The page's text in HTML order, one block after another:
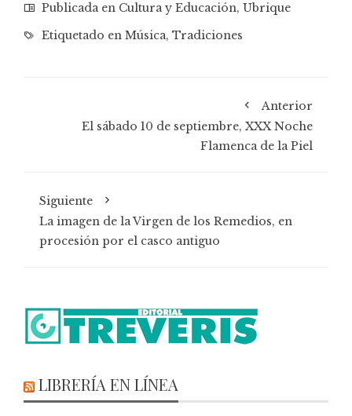
Publicada en Cultura y Educación, Ubrique
Etiquetado en Música, Tradiciones
Anterior
El sábado 10 de septiembre, XXX Noche
Flamenca de la Piel
Siguiente
La imagen de la Virgen de los Remedios, en
procesión por el casco antiguo
LIBRERÍA EN LÍNEA